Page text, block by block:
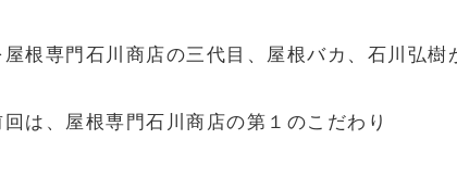
屋根専門石川商店の三代目、屋根バカ、石川弘樹
回は、屋根専門石川商店の第１のこだわり